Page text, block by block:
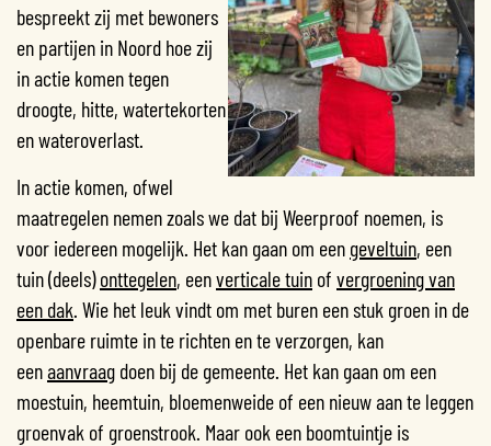
bespreekt zij met bewoners
en partijen in Noord hoe zij
in actie komen tegen
droogte, hitte, watertekorten
en wateroverlast.
In actie komen, ofwel
maatregelen nemen zoals we dat bij Weerproof noemen, is
voor iedereen mogelijk. Het kan gaan om een geveltuin, een
tuin (deels)onttegelen, eenverticale tuin of vergroening van
een dak . Wie het leuk vindt om met buren een stuk groen in de
openbare ruimte in te richten en te verzorgen, kan
eenaanvraag doen bij de gemeente. Het kan gaan om een
moestuin, heemtuin, bloemenweide of een nieuw aan te leggen
groenvak of groenstrook. Maar ook een boomtuintje is